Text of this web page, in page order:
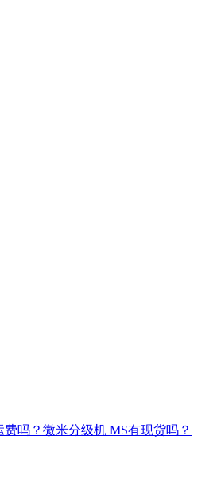
吗？ 微米分级机 MS有现货吗？